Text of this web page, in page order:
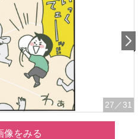
27 ／31
像をみる